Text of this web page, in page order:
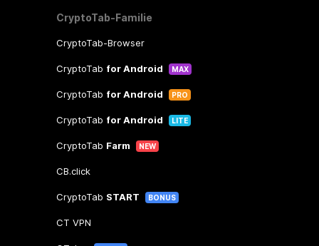
CryptoTab-Familie
CryptoTab-Browser
CryptoTab for Android MAX
CryptoTab for Android PRO
CryptoTab for Android LITE
CryptoTab Farm NEW
CB.click
CryptoTab START BONUS
CT VPN